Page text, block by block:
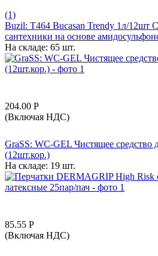
(1)
Buzil: T464 Bucasan Trendy 1л/12шт
сантехники на основе
На складе: 65 шт.
204.00 Р
(Включая НДС)
GraSS: WC-GEL Чистящее средство
(12шт.кор.)
На складе: 19 шт.
85.55 Р
(Включая НДС)